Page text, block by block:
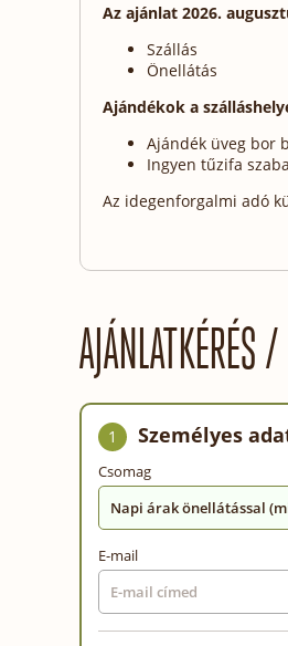
Az ajánlat 2026.
Szállás
Önellátás
Ajándékok a
Ajándék üveg bor
Ingyen tűzifa
Az idegenforgalmi adó
AJÁNLATKÉRÉS
1 Személyes
Csomag
Napi árak önellátással
E-mail